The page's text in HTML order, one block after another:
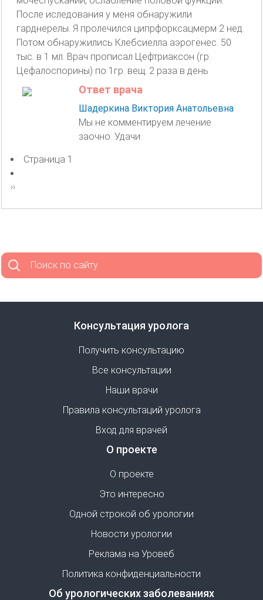
После иследования у меня обнаружили
гарднерелы. Я пролечился ципрфорксацмерм 2 нед.
Потом обнаружились Клебсиелла аэрогенес. 50
тыс. в 1 мл. Врач прописал Цефтриаксон (гр.
Цефалоспорины) по 1гр. вещ. 2 раза в день
Ответ врача
Шадеркина Виктория Анатольевна
Мы не комментируем лечение
заочно. Удачи.
Нумерация
страниц
Страница 1
Следующая
››
Поиск по сайту
Консультация уролога
Получить консультацию
Все консультации
Наши врачи
Правила консультаций уролога
Вход для врачей
О проекте
О проекте
Это интересно
Одной строкой об урологии
Новости урологии
Реклама на Уровеб
Политика конфиденциальности
Об урологических заболеваниях